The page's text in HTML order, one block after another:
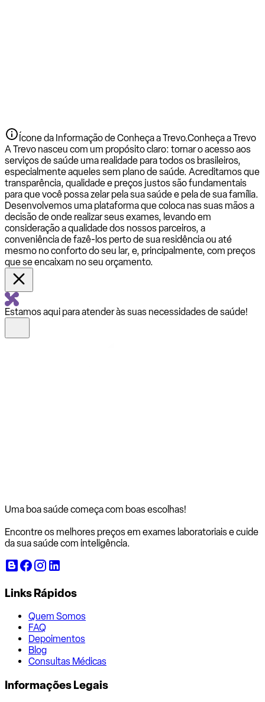
Ícone da Informação de Conheça a Trevo.Conheça a Trevo
A Trevo nasceu com um propósito claro: tornar o acesso aos
serviços de saúde uma realidade para todos os brasileiros,
especialmente aqueles sem plano de saúde. Acreditamos que
transparência, qualidade e preços justos são fundamentais
para que você possa zelar pela sua saúde e pela de sua família.
Desenvolvemos uma plataforma que coloca nas suas mãos a
decisão de onde realizar seus exames, levando em
consideração a qualidade dos nossos parceiros, a
conveniência de fazê-los perto de sua residência ou até
mesmo no conforto do seu lar, e, principalmente, com preços
que se encaixam no seu orçamento.
Estamos aqui para atender às suas necessidades de saúde!
Uma boa saúde começa com boas escolhas!
Encontre os melhores preços em exames laboratoriais e cuide
da sua saúde com inteligência.
Links Rápidos
Quem Somos
FAQ
Depoimentos
Blog
Consultas Médicas
Informações Legais